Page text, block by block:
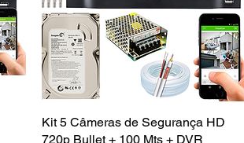
Visualização rápida
Kit 5 Câmeras de Segurança HD
720p Bullet + 100 Mts + DVR